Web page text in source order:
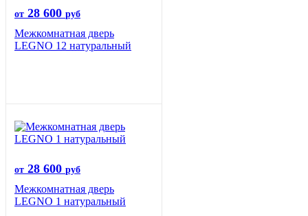
от 28 600 руб
Межкомнатная дверь
LEGNO 12 натуральный
от 28 600 руб
Межкомнатная дверь
LEGNO 1 натуральный